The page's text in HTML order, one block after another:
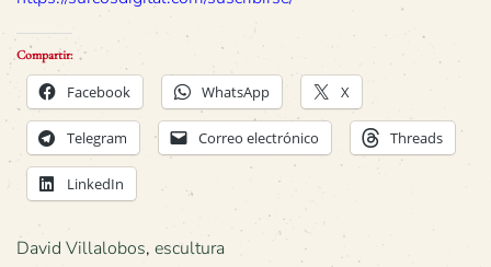
Compartir:
Facebook WhatsApp X
Telegram Correo electrónico Threads
LinkedIn
David Villalobos, escultura